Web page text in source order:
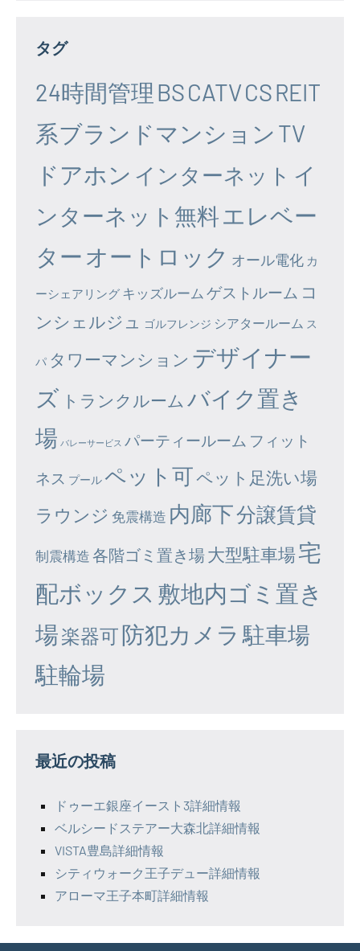
タグ
24時間管理 BSCATVCSREIT
系ブランドマンション TV
ドアホン インターネット イ
ンターネット無料エレベー
ター オートロック オール電化 カ
ーシェアリング キッズルーム ゲストルーム コ
ンシェルジュ
ゴルフレンジ シアタールーム ス
パ タワーマンション デザイナー
ズ トランクルーム バイク置き
場 バレーサービス パーティールーム フィット
ネス プール ペット可ペット足洗い場
ラウンジ 免震構造 内廊下分譲賃貸
制震構造 各階ゴミ置き場大型駐車場宅
配ボックス 敷地内ゴミ置き
場楽器可防犯カメラ 駐車場
駐輪場
最近の投稿
ドゥーエ銀座イースト3詳細情報
ベルシードステアー大森北詳細情報
VISTA豊島詳細情報
シティウォーク王子デュー詳細情報
アローマ王子本町詳細情報